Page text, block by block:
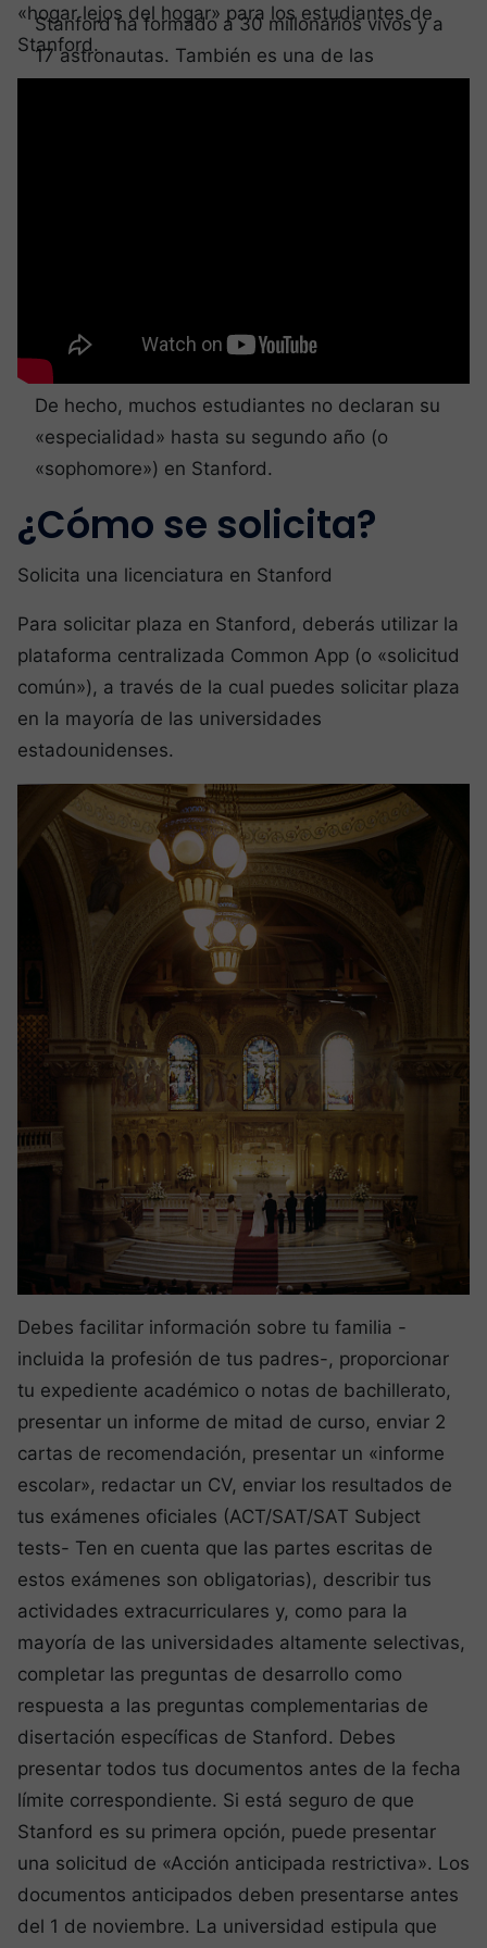
Stanford ha formado a 30 millonarios vivos y a
17 astronautas. También es una de las
antiguos alumnos.
De hecho, muchos estudiantes no declaran su
«especialidad» hasta su segundo año (o
«sophomore») en Stanford.
«hogar lejos del hogar» para los estudiantes de
Stanford.
¿Cómo se solicita?
Solicita una licenciatura en Stanford
Para solicitar plaza en Stanford, deberás utilizar la
plataforma centralizada Common App (o «solicitud
común»), a través de la cual puedes solicitar plaza
en la mayoría de las universidades
estadounidenses.
Debes facilitar información sobre tu familia -
incluida la profesión de tus padres-, proporcionar
tu expediente académico o notas de bachillerato,
presentar un informe de mitad de curso, enviar 2
cartas de recomendación, presentar un «informe
escolar», redactar un CV, enviar los resultados de
tus exámenes oficiales (ACT/SAT/SAT Subject
tests- Ten en cuenta que las partes escritas de
estos exámenes son obligatorias), describir tus
actividades extracurriculares y, como para la
mayoría de las universidades altamente selectivas,
completar las preguntas de desarrollo como
respuesta a las preguntas complementarias de
disertación específicas de Stanford. Debes
presentar todos tus documentos antes de la fecha
límite correspondiente. Si está seguro de que
Stanford es su primera opción, puede presentar
una solicitud de «Acción anticipada restrictiva». Los
documentos anticipados deben presentarse antes
del 1 de noviembre. La universidad estipula que